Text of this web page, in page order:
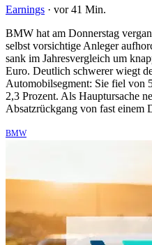
Earnings · vor 41 Min.
BMW hat am Donnerstag
selbst vorsichtige Anleger
sank im Jahresvergleich um
Euro. Deutlich schwerer wiegt
Automobilsegment: Sie fiel von
2,3 Prozent. Als Hauptursache
Absatzrückgang von fast
BMW